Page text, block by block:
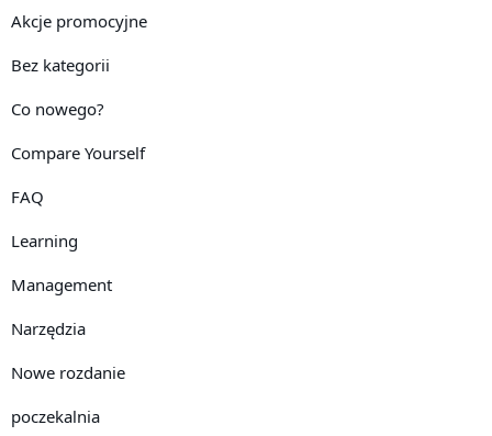
Akcje promocyjne
Bez kategorii
Co nowego?
Compare Yourself
FAQ
Learning
Management
Narzędzia
Nowe rozdanie
poczekalnia